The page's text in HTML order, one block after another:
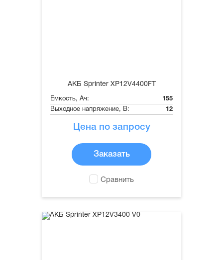
АКБ Sprinter XP12V4400FT
Емкость, Ач:
155
Выходное напряжение, В:
12
Цена по запросу
Заказать
Сравнить